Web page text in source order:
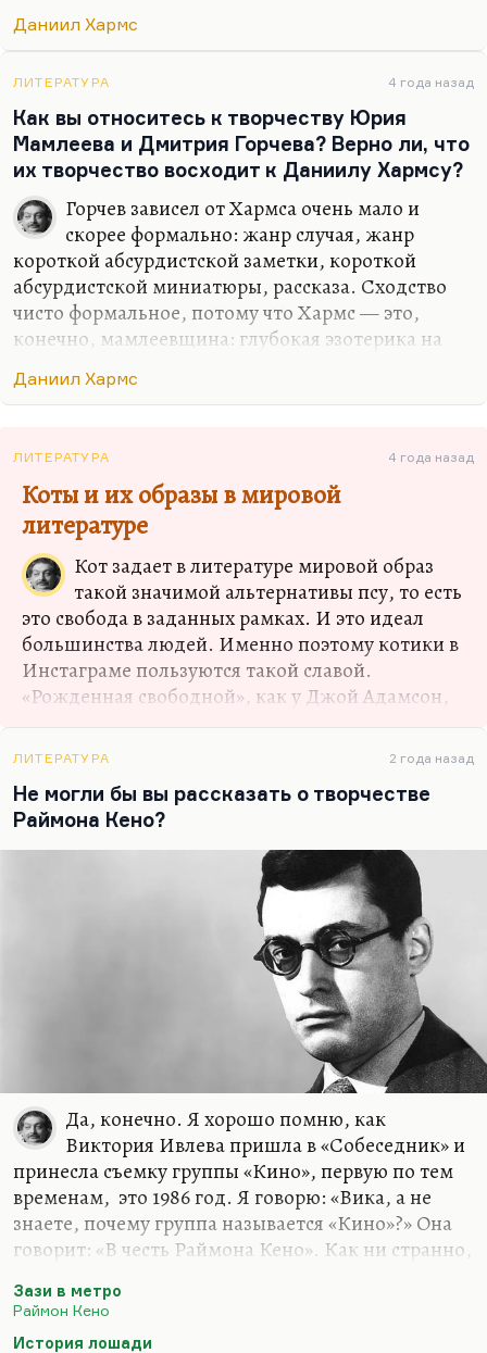
многом было инфантильно. Инфантильно — не
жестокость, детское отсутствие предрассудков,
детская остранение есть в его текстах. Ну,
перечитайте его рассказ «Меня называют
капуцином» и сопоставьте с детскими
страшилками — и всё становится понятно. Или
«Начало хорошего летнего дня». Или ту же
«Старуху», которая у моих школьников вызывает
всегда такой безумный…
Даниил Хармс
ЛИТЕРАТУРА 4 года назад
Как вы относитесь к творчеству Юрия
Мамлеева и Дмитрия Горчева? Верно ли, что
их творчество восходит к Даниилу Хармсу?
Горчев зависел от Хармса очень мало и
скорее формально: жанр случая, жанр
короткой абсурдистской заметки, короткой
абсурдистской миниатюры, рассказа. Сходство
чисто формальное, потому что Хармс — это,
конечно, мамлеевщина: глубокая эзотерика на
уже сардоническая эта интонация господствует в
хармсовское начало, кафкианское начало
чувствуется.
Мир Хармса стоит на очень зыбкой почве, на
болоте, и религия является единственным
средством как-то это упорядочить. Да и то в
гораздо большей степени эта вера — совершенно
по Фрейду — подменяется синдромом…
Даниил Хармс
ЛИТЕРАТУРА 4 года назад
Коты и их образы в мировой
литературе
Кот задает в литературе мировой образ
такой значимой альтернативы псу, то есть
это свобода в заданных рамках. И это идеал
большинства людей. Именно поэтому котики в
Инстаграме пользуются такой славой.
«Рожденная свободной», как у Джой Адамсон,
львица — она для большинства недостижима.
Домашний лев — это все-таки почти всегда
одомашненный лев — это удобная модель
поведения.
Это и ручная отформатированная оппозиция,
которая ходит туда, куда ей разрешили, и
говорит то, о чем разрешили. Вот ей разрешили
говорить, что фонарь в третьем по счету
переулке, в 3-м Проектируемом проезде не
говорит. И она смело во время прямой линии
говорит: «Не горит фонарь!» — и его…
ЛИТЕРАТУРА 2 года назад
Не могли бы вы рассказать о творчестве
Раймона Кено?
Да, конечно. Я хорошо помню, как
Виктория Ивлева пришла в «Собеседник» и
принесла съемку группы «Кино», первую по тем
временам, это 1986 год. Я говорю: «Вика, а не
знаете, почему группа называется «Кино»?» Она
говорит: «В честь Раймона Кено». Как ни странно,
переводах Кудинова. И мне эта версия ужасно
Зази в метро
Раймон Кено
История лошади